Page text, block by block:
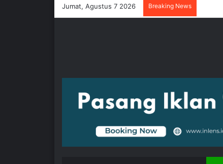
Jumat, Agustus 7 2026 Breaking News